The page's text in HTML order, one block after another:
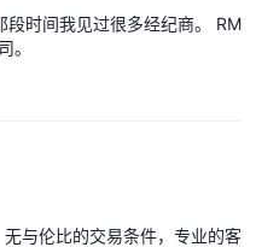
时间我见过很多经纪商。 RM
。
与伦比的交易条件，专业的客